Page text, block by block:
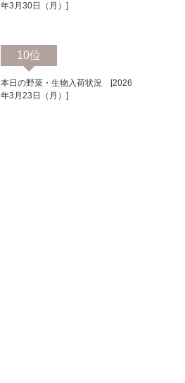
年3月30日（月）]
10位
本日の野菜・生物入荷状況 [2026
年3月23日（月）]